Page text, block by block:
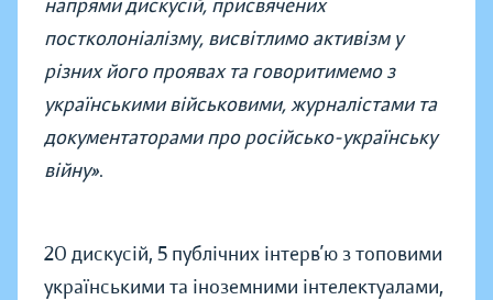
напрями дискусій, присвячених
постколоніалізму, висвітлимо активізм у
різних його проявах та говоритимемо з
українськими військовими, журналістами та
документаторами про російсько-українську
війну».
20 дискусій, 5 публічних інтерв’ю з топовими
українськими та іноземними інтелектуалами,